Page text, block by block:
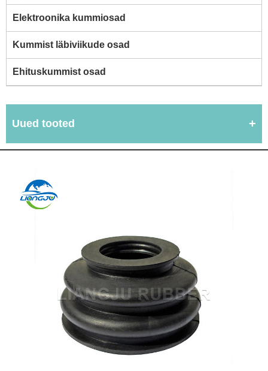
Elektroonika kummiosad
Kummist läbiviikude osad
Ehituskummist osad
Uued tooted